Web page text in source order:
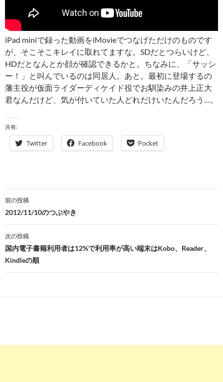
iPad miniで録った動画をiMovieでつなげただけのものです
が、そこそこキレイに取れてますな。SDだとつらいけど、
HDだとなんとか顔が確認できるかと。ちなみに、「サッシ
ー！」と叫んでいるのは同居人。あと。最初に登場するの
藩主役が仮面ライダーディケイド役でお馴染みの井上正大
君なんだけど、気が付いていた人どれだけいたんだろう…。
共有:
Twitter Facebook Pocket
投
稿
ナ
ビ
ゲ
シ
前の投稿
2012/11/10のつぶやき
次の投稿
国内電子書籍利用者は12%で利用率が高い端末はKobo、Reader、
Kindleの順